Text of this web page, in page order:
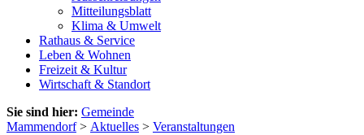
Mitteilungsblatt
Klima & Umwelt
Rathaus & Service
Leben & Wohnen
Freizeit & Kultur
Wirtschaft & Standort
Sie sind hier: Gemeinde
Mammendorf> Aktuelles > Veranstaltungen